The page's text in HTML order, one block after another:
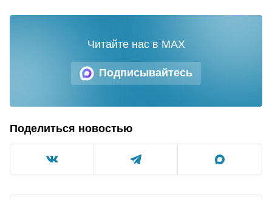
Подписывайтесь
Читайте нас в MAX
Поделиться новостью